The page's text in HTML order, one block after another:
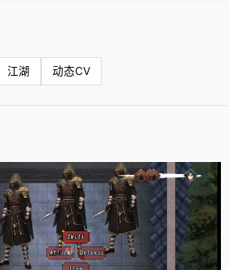
江湖 动态CV